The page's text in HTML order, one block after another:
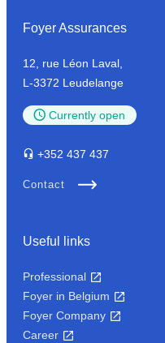
Foyer Assurances
12, rue Léon Laval,
L-3372 Leudelange
Currently open
+352 437 437
Contact
Useful links
Professional
Foyer in Belgium
Foyer Company
Career